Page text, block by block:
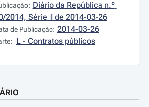
Diário da República n.º
2014, Série II de 2014-03-26
de Publicação: 2014-03-26
L - Contratos públicos